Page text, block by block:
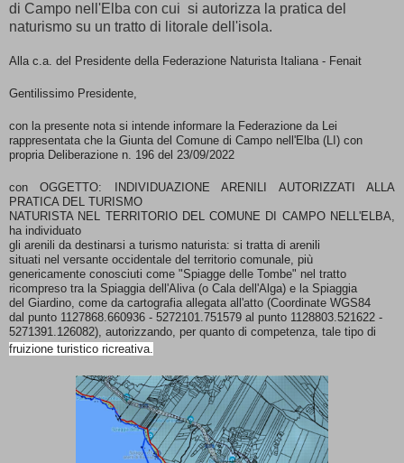
di Campo nell'Elba con cui si autorizza la pratica del
naturismo su un tratto di litorale dell'isola.
Alla c.a. del Presidente della Federazione Naturista Italiana - Fenait
Gentilissimo Presidente,
con la presente nota si intende informare la Federazione da Lei
rappresentata che la Giunta del Comune di Campo nell'Elba (LI) con
propria Deliberazione n. 196 del 23/09/2022
con OGGETTO: INDIVIDUAZIONE ARENILI AUTORIZZATI ALLA
PRATICA DEL TURISMO
NATURISTA NEL TERRITORIO DEL COMUNE DI CAMPO NELL'ELBA,
ha individuato
gli arenili da destinarsi a turismo naturista: si tratta di arenili
situati nel versante occidentale del territorio comunale, più
genericamente conosciuti come "Spiagge delle Tombe" nel tratto
ricompreso tra la Spiaggia dell'Aliva (o Cala dell'Alga) e la Spiaggia
del Giardino, come da cartografia allegata all'atto (Coordinate WGS84
dal punto 1127868.660936 - 5272101.751579 al punto 1128803.521622 -
5271391.126082), autorizzando, per quanto di competenza, tale tipo di
fruizione turistico ricreativa.